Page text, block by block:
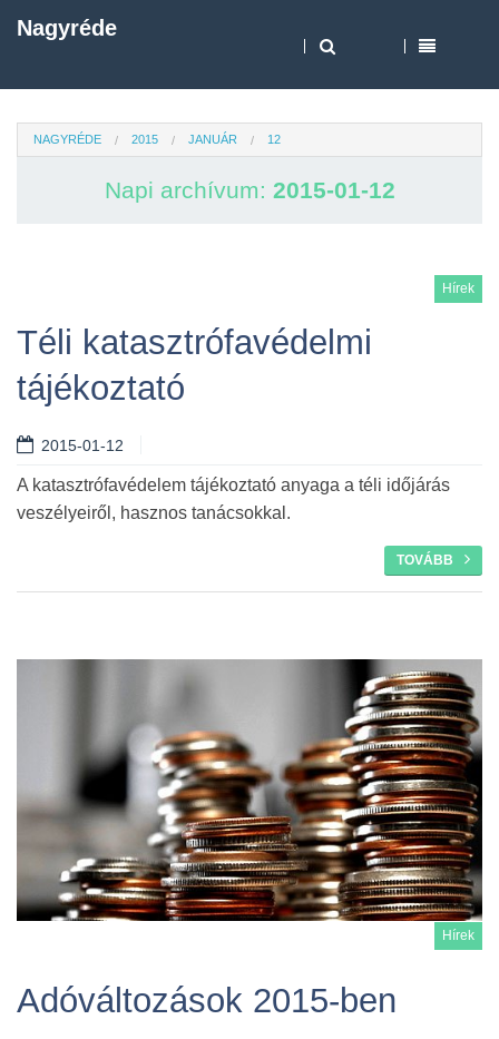
Nagyréde
NAGYRÉDE 2015 JANUÁR 12
Napi archívum: 2015-01-12
Hírek
Téli katasztrófavédelmi
tájékoztató
2015-01-12
A katasztrófavédelem tájékoztató anyaga a téli időjárás
veszélyeiről, hasznos tanácsokkal.
TOVÁBB
Hírek
Adóváltozások 2015-ben